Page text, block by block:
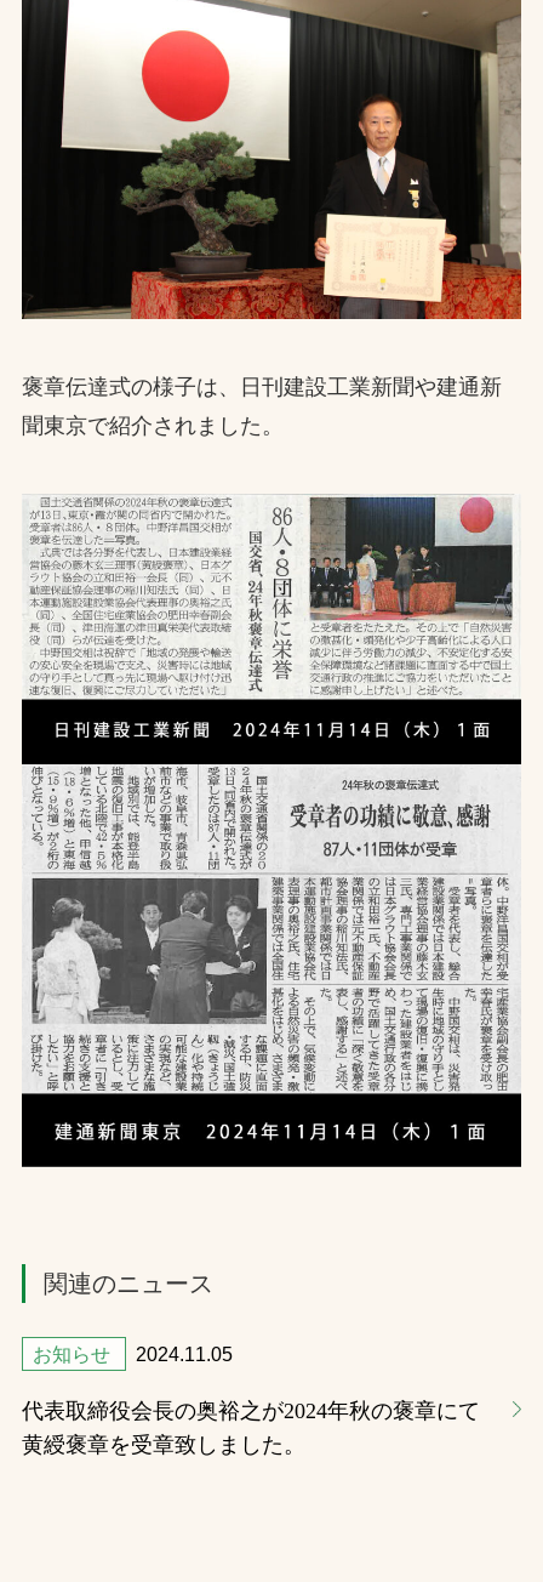
褒章伝達式の様子は、日刊建設工業新聞や建通新
聞東京で紹介されました。
関連のニュース
お知らせ 2024.11.05
代表取締役会長の奥裕之が2024年秋の褒章にて
黄綬褒章を受章致しました。